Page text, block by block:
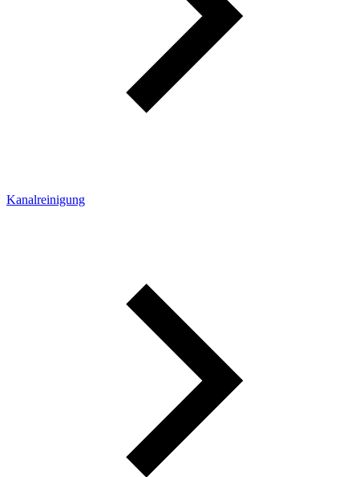
Kanalreinigung